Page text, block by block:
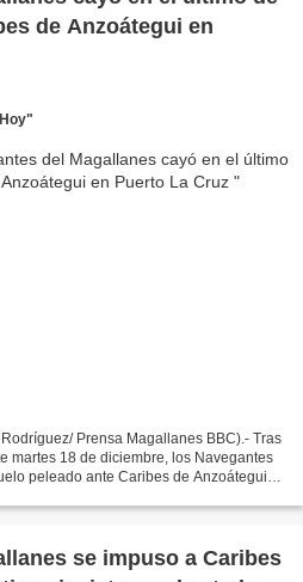
de Anzoátegui en
Prensa Magallanes BBC).- Tras
martes 18 de diciembre, los Navegantes
peleado ante Caribes de Anzoátegui,
se impuso a Caribes